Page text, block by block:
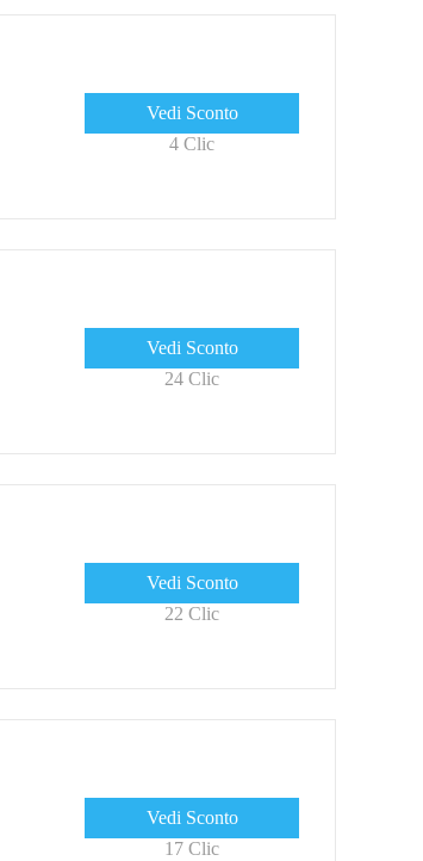
Vedi Sconto
4 Clic
Vedi Sconto
24 Clic
Vedi Sconto
22 Clic
Vedi Sconto
17 Clic